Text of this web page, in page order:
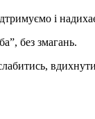
і
без змагань.